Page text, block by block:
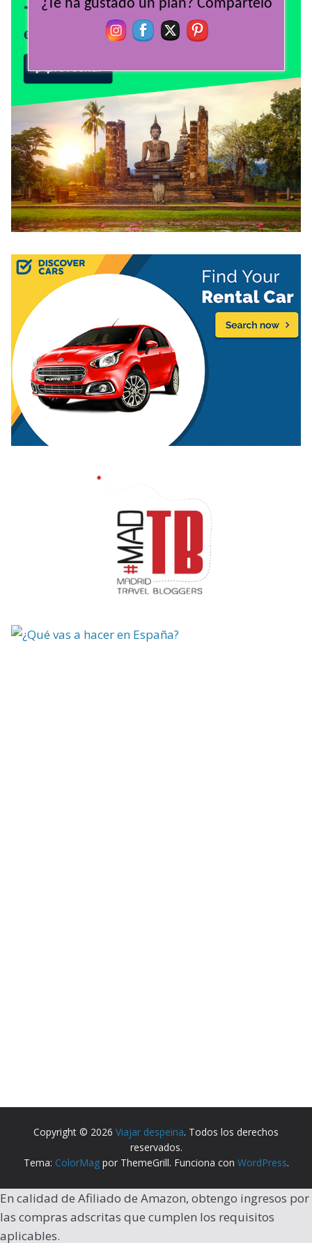
Copyright © 2026 Viajar despeina. Todos los derechos
reservados.
Tema: ColorMagpor ThemeGrill. Funciona con WordPress.
¿Te ha gustado un plan? Compártelo
En calidad de Afiliado de Amazon, obtengo ingresos por
las compras adscritas que cumplen los requisitos
aplicables.